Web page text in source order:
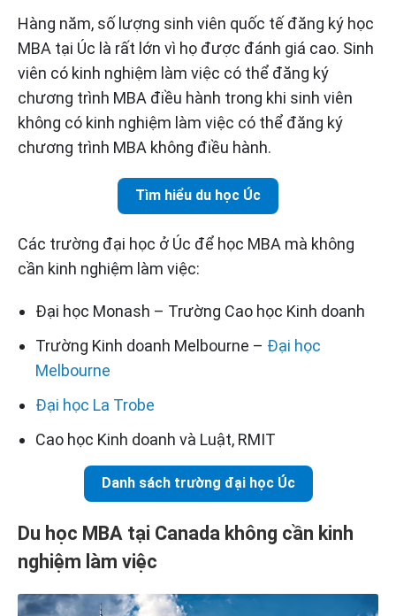
Hàng năm, số lượng sinh viên quốc tế đăng ký học
MBA tại Úc là rất lớn vì họ được đánh giá cao. Sinh
viên có kinh nghiệm làm việc có thể đăng ký
chương trình MBA điều hành trong khi sinh viên
không có kinh nghiệm làm việc có thể đăng ký
chương trình MBA không điều hành.
Tìm hiểu du học Úc
Các trường đại học ở Úc để học MBA mà không
cần kinh nghiệm làm việc:
Đại học Monash – Trường Cao học Kinh doanh
Trường Kinh doanh Melbourne – Đại học
Melbourne
Đại học La Trobe
Cao học Kinh doanh và Luật, RMIT
Danh sách trường đại học Úc
Du học MBA tại Canada không cần kinh
nghiệm làm việc